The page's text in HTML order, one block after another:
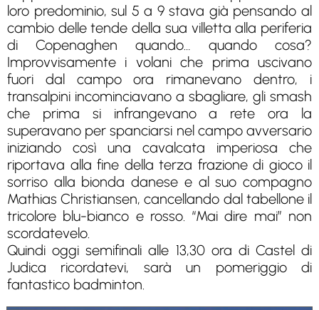
loro predominio, sul 5 a 9 stava già pensando al
cambio delle tende della sua villetta alla periferia
di Copenaghen quando… quando cosa?
Improvvisamente i volani che prima uscivano
fuori dal campo ora rimanevano dentro, i
transalpini incominciavano a sbagliare, gli smash
che prima si infrangevano a rete ora la
superavano per spanciarsi nel campo avversario
iniziando così una cavalcata imperiosa che
riportava alla fine della terza frazione di gioco il
sorriso alla bionda danese e al suo compagno
Mathias Christiansen, cancellando dal tabellone il
tricolore blu-bianco e rosso. “Mai dire mai” non
scordatevelo.
Quindi oggi semifinali alle 13,30 ora di Castel di
Judica ricordatevi, sarà un pomeriggio di
fantastico badminton.